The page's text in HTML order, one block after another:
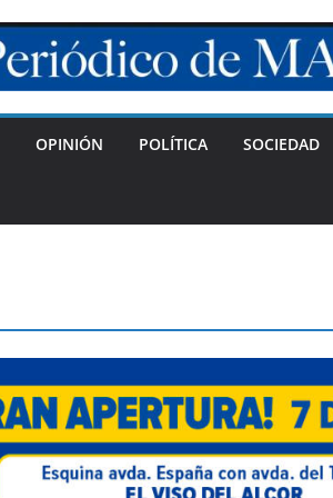
OPINIÓN POLÍTICA SOCIEDAD